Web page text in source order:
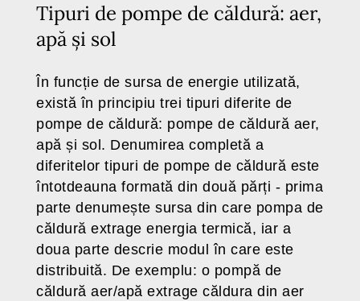
Tipuri de pompe de căldură: aer,
apă și sol
În funcție de sursa de energie utilizată,
există în principiu trei tipuri diferite de
pompe de căldură: pompe de căldură aer,
apă și sol. Denumirea completă a
diferitelor tipuri de pompe de căldură este
întotdeauna formată din două părți - prima
parte denumește sursa din care pompa de
căldură extrage energia termică, iar a
doua parte descrie modul în care este
distribuită. De exemplu: o pompă de
căldură aer/apă extrage căldura din aer